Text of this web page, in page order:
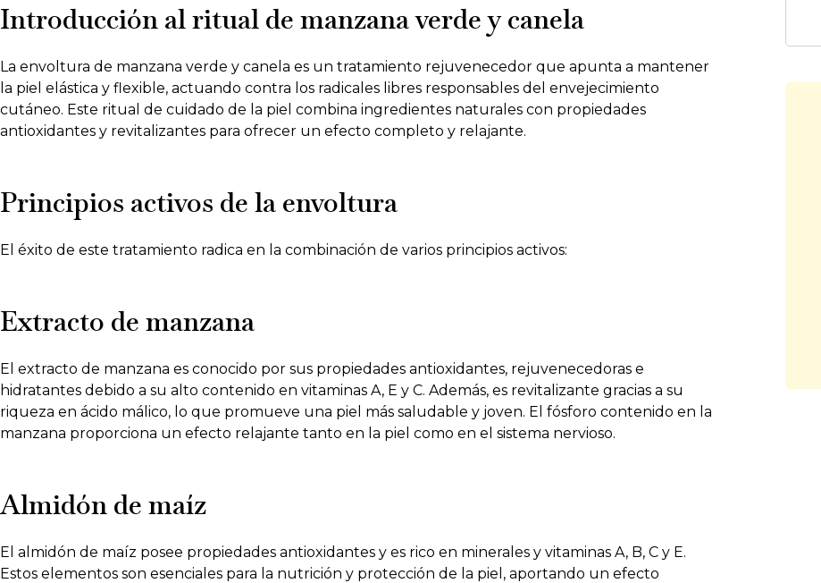
Introducción al ritual de manzana verde y canela
La envoltura de manzana verde y canela es un tratamiento rejuvenecedor que apunta a mantener
la piel elástica y flexible, actuando contra los radicales libres responsables del envejecimiento
cutáneo. Este ritual de cuidado de la piel combina ingredientes naturales con propiedades
antioxidantes y revitalizantes para ofrecer un efecto completo y relajante.
Principios activos de la envoltura
El éxito de este tratamiento radica en la combinación de varios principios activos:
Extracto de manzana
El extracto de manzana es conocido por sus propiedades antioxidantes, rejuvenecedoras e
hidratantes debido a su alto contenido en vitaminas A, E y C. Además, es revitalizante gracias a su
riqueza en ácido málico, lo que promueve una piel más saludable y joven. El fósforo contenido en la
manzana proporciona un efecto relajante tanto en la piel como en el sistema nervioso.
Almidón de maíz
El almidón de maíz posee propiedades antioxidantes y es rico en minerales y vitaminas A, B, C y E.
Estos elementos son esenciales para la nutrición y protección de la piel, aportando un efecto